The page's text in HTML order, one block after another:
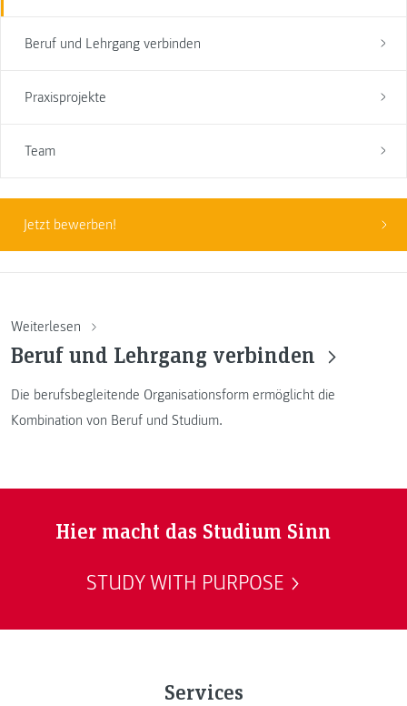
Beruf und Lehrgang verbinden
Praxisprojekte
Team
Jetzt bewerben!
Weiterlesen
Beruf und Lehrgang verbinden
Die berufsbegleitende Organisationsform ermöglicht die
Kombination von Beruf und Studium.
Hier macht das Studium Sinn
STUDY WITH PURPOSE
Services